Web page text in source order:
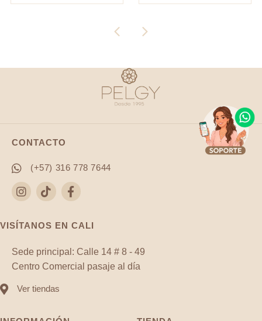
CONTACTO
(+57) 316 778 7644
VISÍTANOS EN CALI
Sede principal: Calle 14 # 8 - 49
Centro Comercial pasaje al día
Ver tiendas